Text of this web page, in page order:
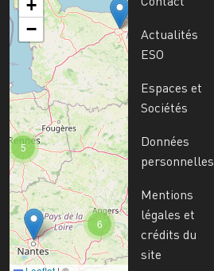
6
5
+
−
Actualités
ESO
Espaces et
Sociétés
Données
personnelles
Mentions
légales et
crédits du
site